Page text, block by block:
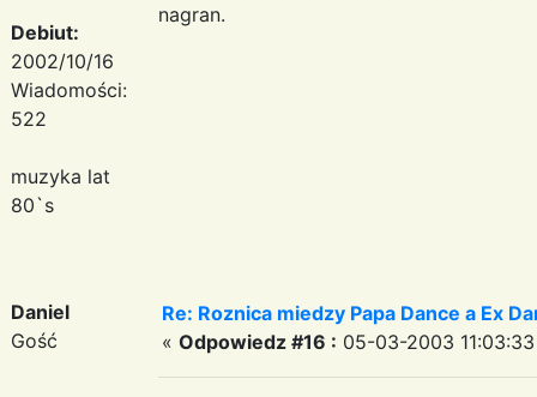
Debiut:
2002/10/16
Wiadomości:
522
muzyka lat
80`s
nagran.
Daniel
Gość
Re: Roznica miedzy Papa Dance a Ex
« Odpowiedz #16 : 05-03-2003